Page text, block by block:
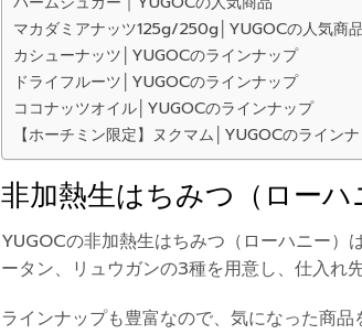
マカダミアナッツ125g/250g│YUGOCの人気商品
カシューナッツ│YUGOCのラインナップ
ドライフルーツ│YUGOCのラインナップ
ココナッツオイル│YUGOCのラインナップ
【ホーチミン限定】ヌクマム│YUGOCのライン
非加熱生はちみつ（ロー
YUGOCの非加熱生はちみつ（ローハニー
ータン、リュウガンの3種を用意し、仕入れ
ラインナップも豊富なので、気になった商品